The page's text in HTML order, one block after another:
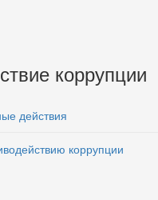
коррупции
действия
коррупции